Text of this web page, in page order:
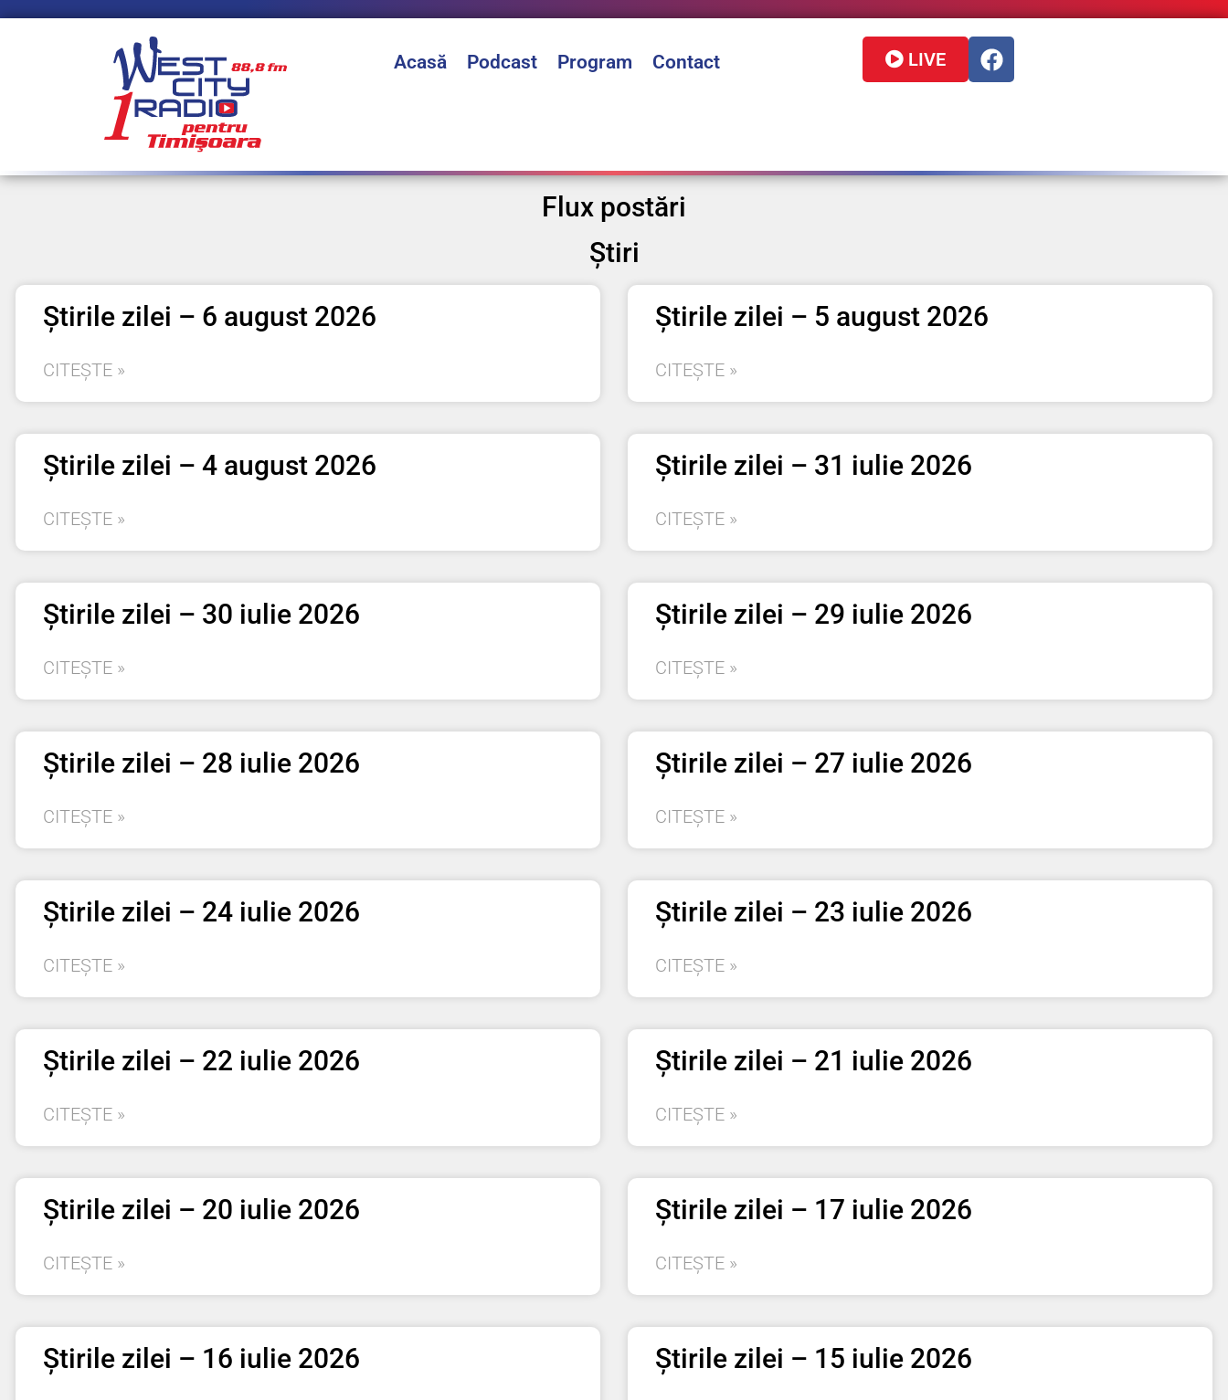
Acasă Podcast Program Contact LIVE
Flux postări
Știri
Știrile zilei – 6 august 2026
CITEȘTE »
Știrile zilei – 5 august 2026
CITEȘTE »
Știrile zilei – 4 august 2026
CITEȘTE »
Știrile zilei – 31 iulie 2026
CITEȘTE »
Știrile zilei – 30 iulie 2026
CITEȘTE »
Știrile zilei – 29 iulie 2026
CITEȘTE »
Știrile zilei – 28 iulie 2026
CITEȘTE »
Știrile zilei – 27 iulie 2026
CITEȘTE »
Știrile zilei – 24 iulie 2026
CITEȘTE »
Știrile zilei – 23 iulie 2026
CITEȘTE »
Știrile zilei – 22 iulie 2026
CITEȘTE »
Știrile zilei – 21 iulie 2026
CITEȘTE »
Știrile zilei – 20 iulie 2026
CITEȘTE »
Știrile zilei – 17 iulie 2026
CITEȘTE »
Știrile zilei – 16 iulie 2026 Știrile zilei – 15 iulie 2026